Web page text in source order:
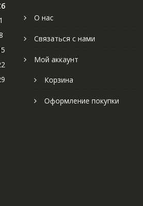
1
О нас
Связаться с нами
Мой аккаунт
Корзина
Оформление покупки